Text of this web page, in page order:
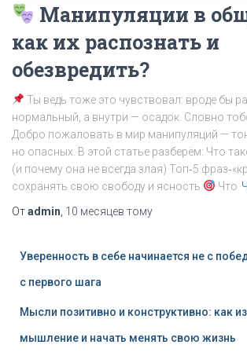
Манипуляции в
как их распознать и
обезвредить?
Ты ведь тоже это чувствовал: вроде бы
нормальный, а внутри — осадок. Словно
Добро пожаловать в мир манипуляций —
но опасных. В этой статье разберём: Что
(и почему она не всегда злая) Топ‑5
сохранять свою свободу и ясность
Что
Отadmin 10 месяцев тому
Уверенность в себе начинается не с
с первого шага
Мысли позитивно и конструктивно: как
мышление и начать менять свою жизнь